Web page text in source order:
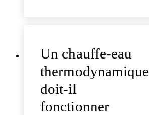
Un chauffe-eau
thermodynamique
doit-il
fonctionner